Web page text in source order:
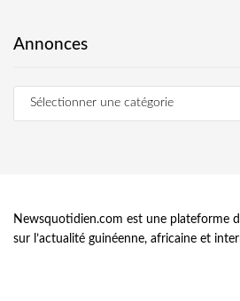
Annonces
Newsquotidien.com est une plateforme
sur l’actualité guinéenne, africaine et